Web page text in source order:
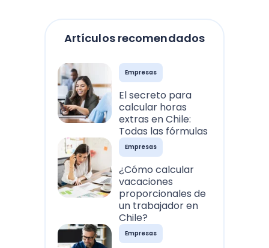
Artículos recomendados
Empresas
El secreto para
calcular horas
extras en Chile:
Todas las fórmulas
Empresas
¿Cómo calcular
vacaciones
proporcionales de
un trabajador en
Chile?
Empresas